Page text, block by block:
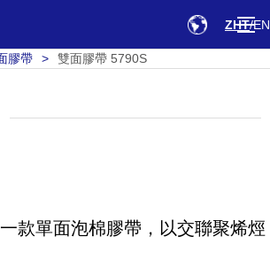
ZHT EN
膠帶 雙面膠帶 5790S
款單面泡棉膠帶，以交聯聚烯烴